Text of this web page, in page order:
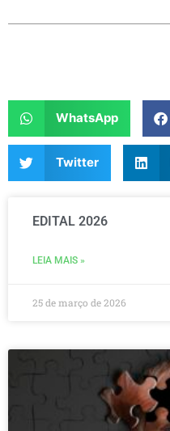
WhatsApp
Twitter
EDITAL 2026
LEIA MAIS »
25 de março de 2026